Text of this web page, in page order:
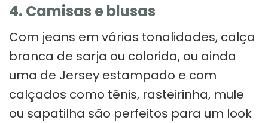
4. Camisas e blusas
Com jeans em várias tonalidades, calça
branca de sarja ou colorida, ou ainda
uma de Jersey estampado e com
calçados como tênis, rasteirinha, mule
ou sapatilha são perfeitos para um look